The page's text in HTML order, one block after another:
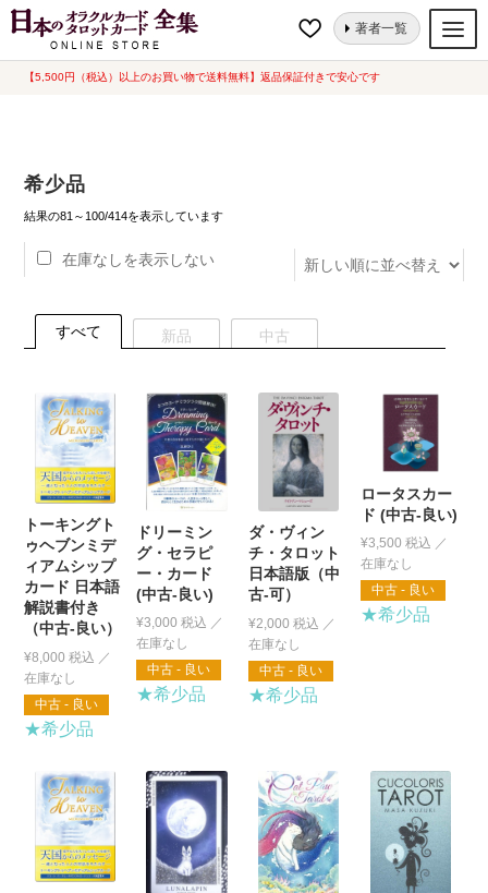
【5,500円（税込）以上のお買い物で送料無料】返品保証付きで安心です
ナ
コ
著者一覧
オラクルカード
ルノルマンカード
トランプ
セット
希少品
書籍
カード関連グッズ
ホーム 希少品 ページ 5
希少品
結果の81～100/414を表示しています新
在庫なしを表示しない
すべて 新品 中古
トーキングト
ゥヘブンミデ
ィアムシップ
カード 日本語
解説書付き
（中古-良い）
¥8,000 税込
中古 - 良い
★希少品
ドリーミン
グ・セラピ
ー・カード
(中古-良い)
¥3,000 税込
中古 - 良い
★希少品
ダ・ヴィン
チ・タロット
日本語版（中
古-可）
¥2,000 税込
中古 - 良い
★希少品
ロータスカー
ド (中古-良い)
¥3,500 税込
中古 - 良い
★希少品